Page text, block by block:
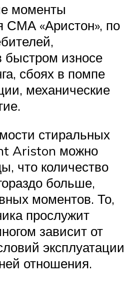
моменты
СМА «Аристон», по
быстром износе
сбоях в помпе
механические
стиральных
Ariston можно
что количество
больше,
моментов. То,
прослужит
зависит от
эксплуатации
отношения.